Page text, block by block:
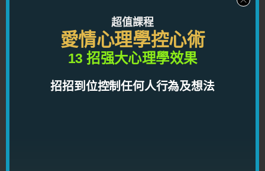
利用强大情商及一流溝通技巧動之以情，
感染帶動任何人，讓你到處都得人緣，得
桃花，得貴人！
按此了解
超值課程
愛情心理學控心術
13 招强大心理學效果
招招到位控制任何人行為及想法